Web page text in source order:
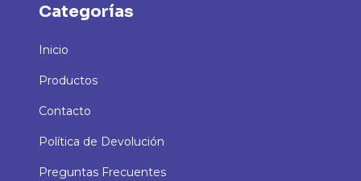
Categorías
Inicio
Productos
Contacto
Política de Devolución
Preguntas Frecuentes